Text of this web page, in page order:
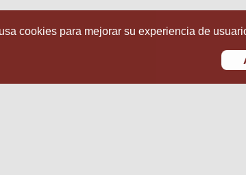
cookies para mejorar su experiencia de